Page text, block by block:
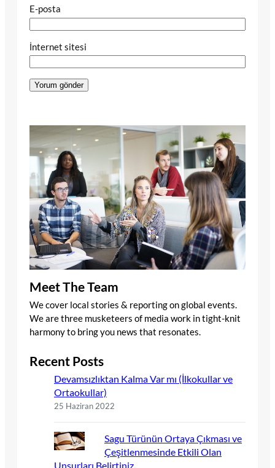
E-posta
İnternet sitesi
Meet The Team
We cover local stories & reporting on global events.
We are three musketeers of media work in tight-knit
harmony to bring you news that resonates.
Recent Posts
Devamsızlıktan Kalma Var mı (İlkokullar ve
Ortaokullar)
25 Haziran 2022
Sagu Türünün Ortaya Çıkması ve
Çeşitlenmesinde Etkili Olan
Unsurları Belirtiniz.